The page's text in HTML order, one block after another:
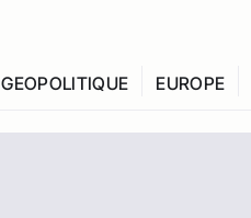
GEOPOLITIQUE EUROPE